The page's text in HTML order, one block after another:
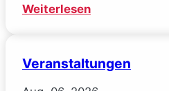
Weiterlesen:
(Josephine
Veranstaltungen